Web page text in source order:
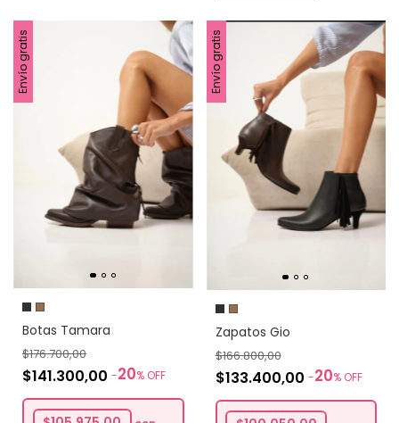
Envío gratis
Botas Tamara
$141.300,00 -20% OFF
$176.700,00
Envío gratis
Zapatos Gio
$133.400,00 -20% OFF
$166.800,00